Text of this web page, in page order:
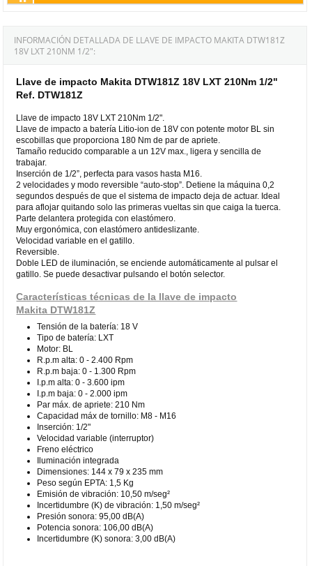
INFORMACIÓN DETALLADA DE LLAVE DE IMPACTO MAKITA DTW181Z
18V LXT 210NM 1/2":
Llave de impacto Makita DTW181Z 18V LXT 210Nm 1/2"
Ref. DTW181Z
Llave de impacto 18V LXT 210Nm 1/2".
Llave de impacto a batería Litio-ion de 18V con potente motor BL sin
escobillas que proporciona 180 Nm de par de apriete.
Tamaño reducido comparable a un 12V max., ligera y sencilla de
trabajar.
Inserción de 1/2”, perfecta para vasos hasta M16.
2 velocidades y modo reversible “auto-stop”. Detiene la máquina 0,2
segundos después de que el sistema de impacto deja de actuar. Ideal
para aflojar quitando solo las primeras vueltas sin que caiga la tuerca.
Parte delantera protegida con elastómero.
Muy ergonómica, con elastómero antideslizante.
Velocidad variable en el gatillo.
Reversible.
Doble LED de iluminación, se enciende automáticamente al pulsar el
gatillo. Se puede desactivar pulsando el botón selector.
Características técnicas de la llave de impacto
Makita DTW181Z
Tensión de la batería: 18 V
Tipo de batería: LXT
Motor: BL
R.p.m alta: 0 - 2.400 Rpm
R.p.m baja: 0 - 1.300 Rpm
I.p.m alta: 0 - 3.600 ipm
I.p.m baja: 0 - 2.000 ipm
Par máx. de apriete: 210 Nm
Capacidad máx de tornillo: M8 - M16
Inserción: 1/2"
Velocidad variable (interruptor)
Freno eléctrico
Iluminación integrada
Dimensiones: 144 x 79 x 235 mm
Peso según EPTA: 1,5 Kg
Emisión de vibración: 10,50 m/seg²
Incertidumbre (K) de vibración: 1,50 m/seg²
Presión sonora: 95,00 dB(A)
Potencia sonora: 106,00 dB(A)
Incertidumbre (K) sonora: 3,00 dB(A)